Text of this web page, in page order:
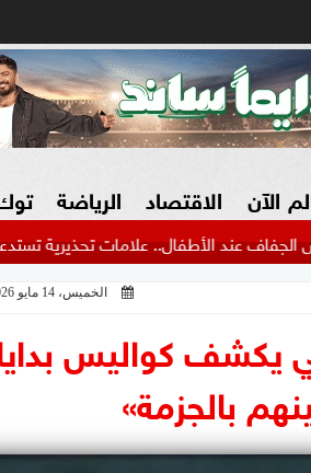
الآن الاقتصاد
الزراعة فى مصر
سوق العقارات
المسؤولية المجتمعية
الرياضة
بطولات
بطولات
علامات تحذيرية تستدعي الانتباه
الخميس، 14 مايو 2026
يكشف كواليس
بالجزمة»